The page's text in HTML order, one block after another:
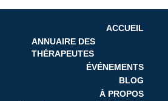
ACCUEIL
ANNUAIRE DES
THÉRAPEUTES
ÉVÉNEMENTS
BLOG
À PROPOS